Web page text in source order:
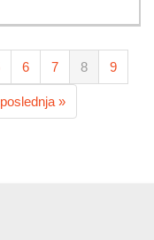
6 7 8 9
poslednja »